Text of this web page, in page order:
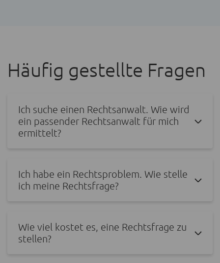
Häufig gestellte Fragen
Ich suche einen Rechtsanwalt. Wie wird
ein passender Rechtsanwalt für mich
ermittelt?
Ich habe ein Rechtsproblem. Wie stelle
ich meine Rechtsfrage?
Wie viel kostet es, eine Rechtsfrage zu
stellen?